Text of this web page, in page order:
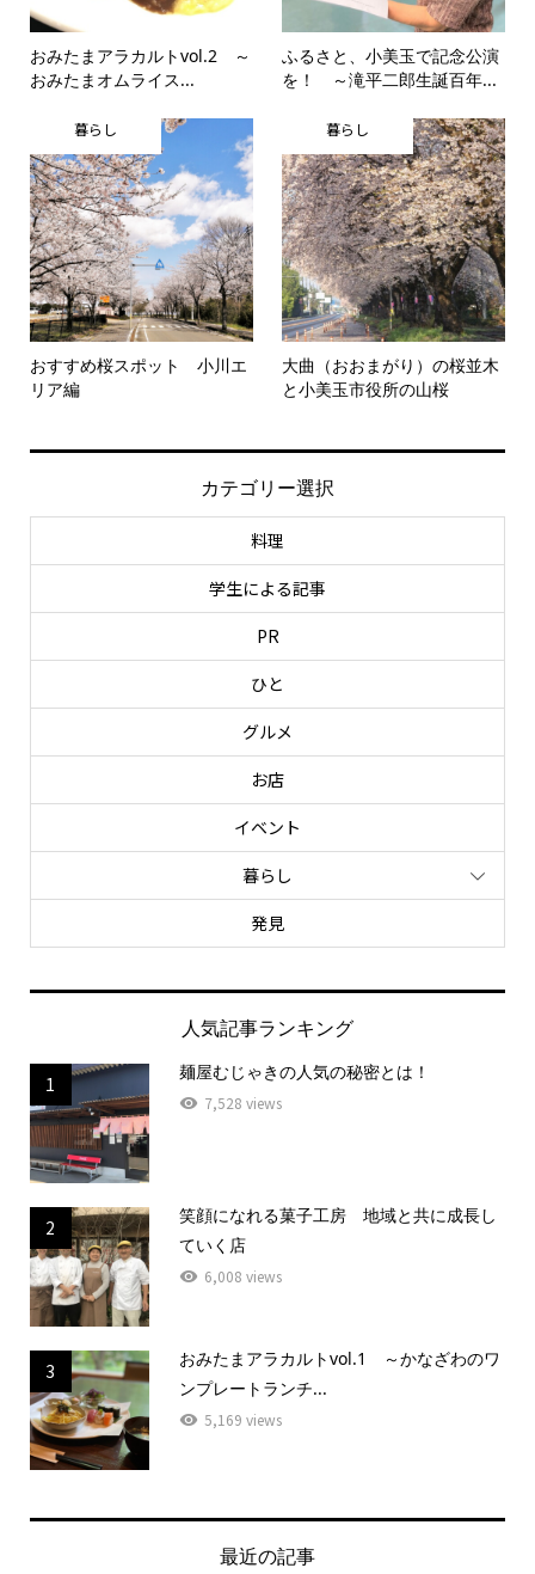
おみたまアラカルトvol.2 ～
おみたまオムライス...
ふるさと、小美玉で記念公演
を！ ～滝平二郎生誕百年...
暮らし
おすすめ桜スポット 小川エ
リア編
暮らし
大曲（おおまがり）の桜並木
と小美玉市役所の山桜
カテゴリー選択
料理
学生による記事
PR
ひと
グルメ
お店
イベント
暮らし
発見
人気記事ランキング
1
麺屋むじゃきの人気の秘密とは！
7,528 views
2
笑顔になれる菓子工房 地域と共に成長し
ていく店
6,008 views
3
おみたまアラカルトvol.1 ～かなざわのワ
ンプレートランチ...
5,169 views
最近の記事